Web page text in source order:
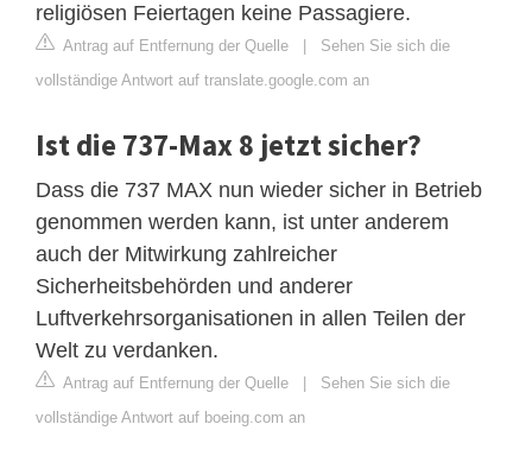
religiösen Feiertagen keine Passagiere.
Antrag auf Entfernung der Quelle | Sehen Sie sich die
vollständige Antwort auf translate.google.com an
Ist die 737-Max 8 jetzt sicher?
Dass die 737 MAX nun wieder sicher in Betrieb
genommen werden kann, ist unter anderem
auch der Mitwirkung zahlreicher
Sicherheitsbehörden und anderer
Luftverkehrsorganisationen in allen Teilen der
Welt zu verdanken.
Antrag auf Entfernung der Quelle | Sehen Sie sich die
vollständige Antwort auf boeing.com an